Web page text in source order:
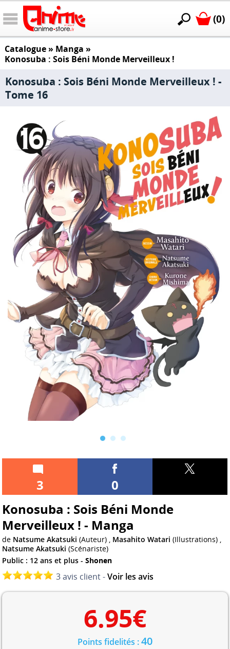
(0)
Catalogue» Manga »
Konosuba : Sois Béni Monde Merveilleux !
Konosuba : Sois Béni Monde Merveilleux ! -
Tome 16
3
0
Konosuba : Sois Béni Monde
Merveilleux ! - Manga
de Natsume Akatsuki (Auteur) , Masahito Watari (Illustrations) ,
Natsume Akatsuki (Scénariste)
Public : 12 ans et plus -Shonen
3 avis client -Voir les avis
6.95€
Points fidelités :40